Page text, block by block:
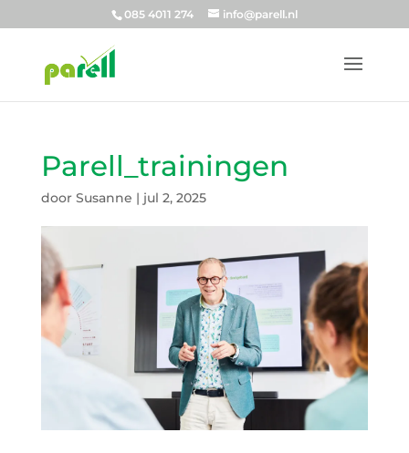
085 4011 274 info@parell.nl
Parell_trainingen
door Susanne | jul 2, 2025